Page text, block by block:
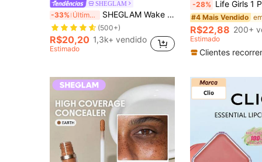
SHEGLAM
-33% Últimos 3 dias SHEGLAM Wake Up Call Corretor De Cor Para Olheiras-Apricot Marca De Beleza CosméTicos Maquiagem Para Mulheres E Meninas
(500+)
R$20,20 1,3k+ vendido
Estimado
-28% Life Girls 1 Peça Pó Compacto Mate de Controle de Óleo, Longa Duração, Não
#4 Mais Vendido
R$22,88 200+
Estimado
Clientes